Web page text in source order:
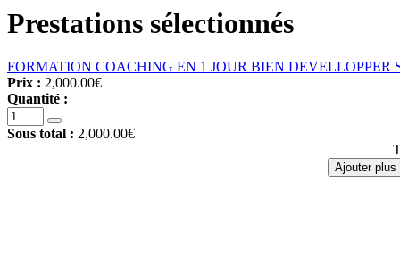
Prestations sélectionnés
FORMATION COACHING EN 1 JOUR BIEN DEVELLOPPER
Prix : 2,000.00€
Quantité :
Sous total : 2,000.00€
Ajouter plus